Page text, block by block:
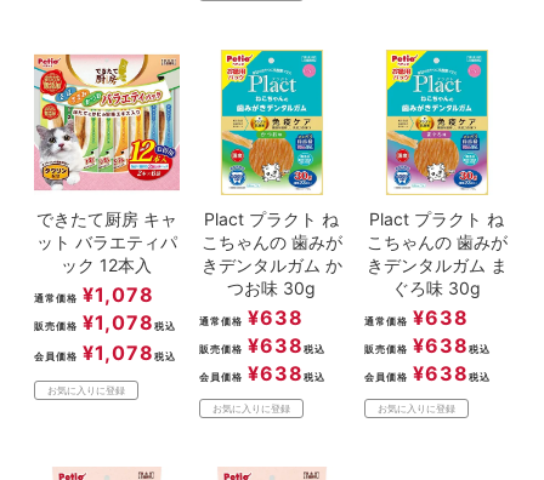
できたて厨房 キャ
ット バラエティパ
ック 12本入
通常価格 ¥1,078
販売価格 ¥1,078 税込
会員価格 ¥1,078 税込
お気に入りに登録
Plact プラクト ね
こちゃんの 歯みが
きデンタルガム か
つお味 30g
通常価格 ¥638
販売価格 ¥638 税込
会員価格 ¥638 税込
お気に入りに登録
Plact プラクト ね
こちゃんの 歯みが
きデンタルガム ま
ぐろ味 30g
通常価格 ¥638
販売価格 ¥638 税込
会員価格 ¥638 税込
お気に入りに登録